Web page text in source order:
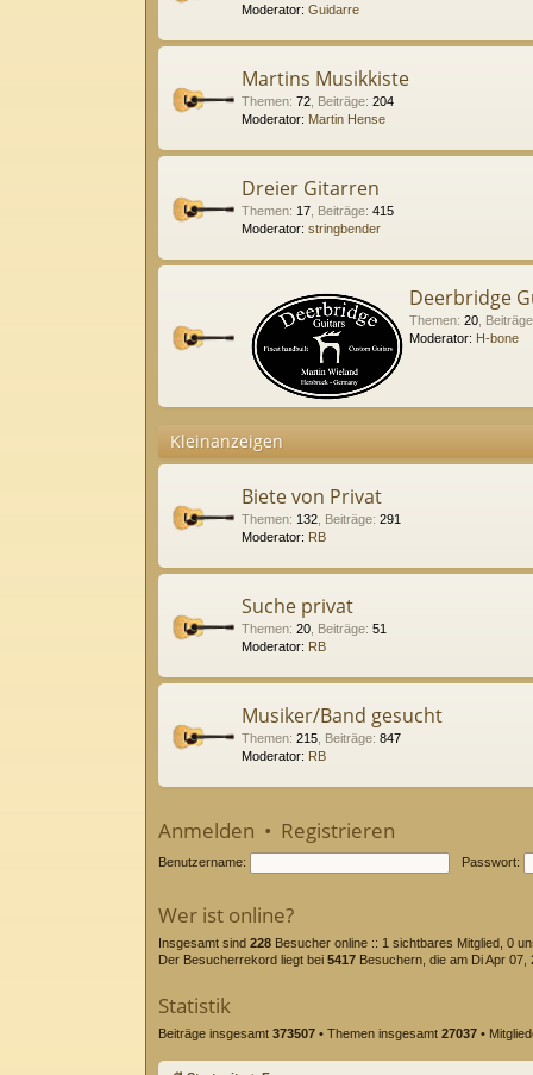
Moderator: Guidarre
Martins Musikkiste
Themen: 72 Beiträge: 204
Moderator: Martin Hense
Dreier Gitarren
Themen: 17 Beiträge: 415
Moderator: stringbender
Deerbridge
Themen: 20 Beiträge
Moderator: H-bone
Kleinanzeigen
Biete von Privat
Themen: 132 Beiträge: 291
Moderator: RB
Suche privat
Themen: 20 Beiträge: 51
Moderator: RB
Musiker/Band gesucht
Themen: 215 Beiträge: 847
Moderator: RB
Anmelden • Registrieren
Benutzername: Passwort:
Wer ist online?
Insgesamt sind 228 Besucher online :: 1 sichtbares Mitglied, 0
Der Besucherrekord liegt bei 5417 Besuchern, die am Di Apr 07,
Statistik
Beiträge insgesamt 373507 • Themen insgesamt 27037 •